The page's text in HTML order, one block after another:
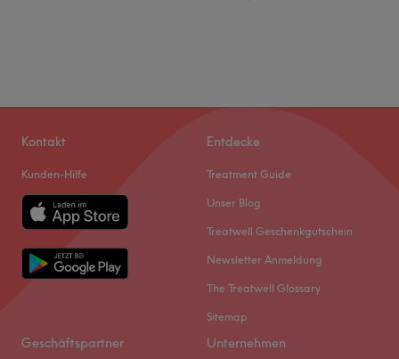
Kontakt
Kunden-Hilfe
Entdecke
Treatment Guide
Unser Blog
Treatwell Geschenkgutschein
Newsletter Anmeldung
The Treatwell Glossary
Sitemap
Geschäftspartner Unternehmen